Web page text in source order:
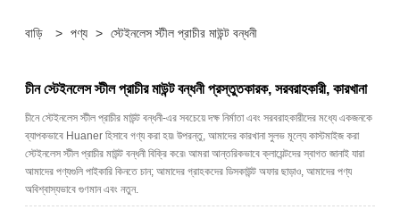
বাড়ি > পণ্য > স্টেইনলেস স্টীল প্রাচীর মাউন্ট বন্ধনী
চীন স্টেইনলেস স্টীল প্রাচীর মাউন্ট বন্ধনী প্রস্তুতকারক, সরবরাহকারী, কারখানা
চীনে স্টেইনলেস স্টীল প্রাচীর মাউন্ট বন্ধনী-এর সবচেয়ে দক্ষ নির্মাতা এবং সরবরাহকারীদের মধ্যে একজনকে
ব্যাপকভাবে Huaner হিসাবে গণ্য করা হয়৷ উপরন্তু, আমাদের কারখানা সুলভ মূল্যে কাস্টমাইজ করা
স্টেইনলেস স্টীল প্রাচীর মাউন্ট বন্ধনী বিক্রি করে৷ আমরা আন্তরিকভাবে ক্লায়েন্টদের স্বাগত জানাই যারা
আমাদের পণ্যগুলি পাইকারি কিনতে চান; আমাদের গ্রাহকদের ডিসকাউন্ট অফার ছাড়াও, আমাদের পণ্য
অবিশ্বাস্যভাবে গুণমান এবং নতুন.